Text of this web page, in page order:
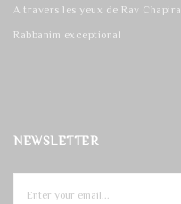
A travers les yeux de Rav Chapira
Rabbanim exceptional
NEWSLETTER